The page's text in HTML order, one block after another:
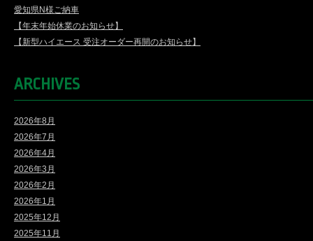
愛知県N様ご納車
【年末年始休業のお知らせ】
【新型ハイエース 受注オーダー再開のお知らせ】
ARCHIVES
2026年8月
2026年7月
2026年4月
2026年3月
2026年2月
2026年1月
2025年12月
2025年11月